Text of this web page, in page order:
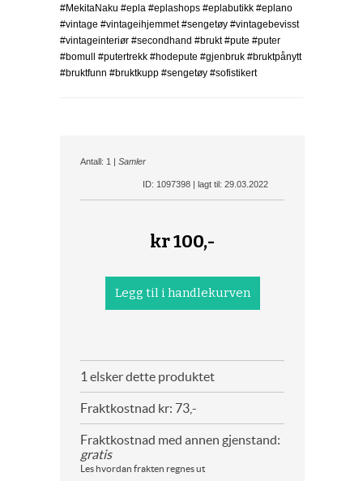
#MekitaNaku #epla #eplashops #eplabutikk #eplano
#vintage #vintageihjemmet #sengetøy #vintagebevisst
#vintageinteriør #secondhand #brukt #pute #puter
#bomull #putertrekk #hodepute #gjenbruk #bruktpånytt
#bruktfunn #bruktkupp #sengetøy #sofistikert
Antall: 1 | Samler
ID: 1097398 | lagt til: 29.03.2022
kr100,-
1 elsker dette produktet
Fraktkostnad kr: 73,-
Fraktkostnad med annen gjenstand:
gratis
Les hvordan frakten regnes ut